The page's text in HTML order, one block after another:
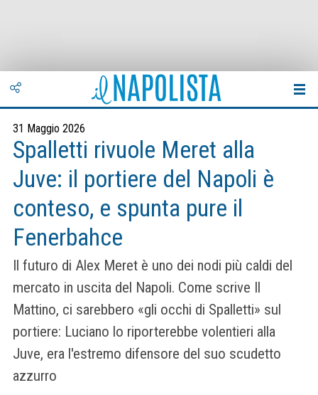
31 Maggio 2026
Spalletti rivuole Meret alla
Juve: il portiere del Napoli è
conteso, e spunta pure il
Fenerbahce
Il futuro di Alex Meret è uno dei nodi più caldi del
mercato in uscita del Napoli. Come scrive Il
Mattino, ci sarebbero «gli occhi di Spalletti» sul
portiere: Luciano lo riporterebbe volentieri alla
Juve, era l'estremo difensore del suo scudetto
azzurro